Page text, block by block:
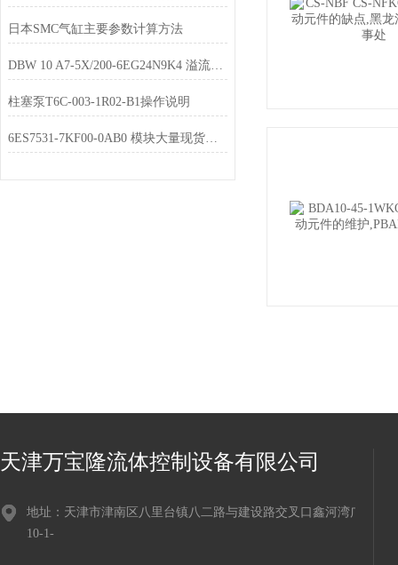
日本SMC气缸主要参数计算方法
DBW 10 A7-5X/200-6EG24N9K4 溢流阀现货经销
柱塞泵T6C-003-1R02-B1操作说明
6ES7531-7KF00-0AB0 模块大量现货库存
天津万宝隆流体控制设备有限公司
地址：天津市津南区八里台镇八二路与建设路交叉口鑫河湾广场
10-1-